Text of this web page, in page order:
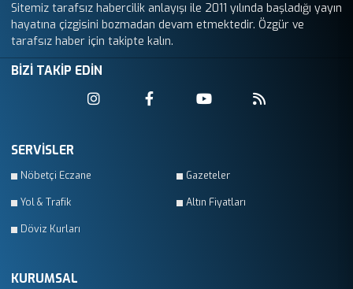
Sitemiz tarafsız habercilik anlayışı ile 2011 yılında başladığı yayın
hayatına çizgisini bozmadan devam etmektedir. Özgür ve
tarafsız haber için takipte kalın.
BİZİ TAKİP EDİN
SERVİSLER
Nöbetçi Eczane Gazeteler
Yol & Trafik Altın Fiyatları
Döviz Kurları
KURUMSAL